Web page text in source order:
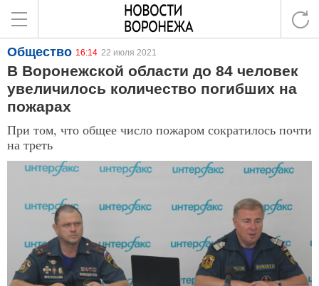
Общество 16:14 22 июля 2021
В Воронежской области до 84 человек
увеличилось количество погибших на
пожарах
При том, что общее число пожаром сократилось почти
на треть